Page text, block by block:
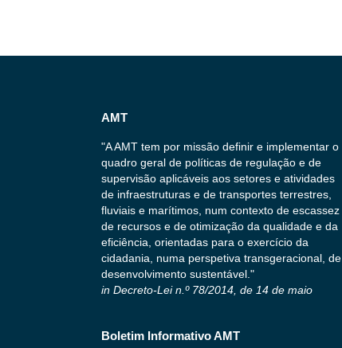
AMT
"A AMT tem por missão definir e implementar o
quadro geral de políticas de regulação e de
supervisão aplicáveis aos setores e atividades
de infraestruturas e de transportes terrestres,
fluviais e marítimos, num contexto de escassez
de recursos e de otimização da qualidade e da
eficiência, orientadas para o exercício da
cidadania, numa perspetiva transgeracional, de
desenvolvimento sustentável."
in Decreto-Lei n.º 78/2014, de 14 de maio
Boletim Informativo AMT